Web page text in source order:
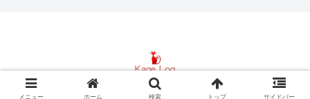
© 2017 Kage Log.
メニュー ホーム 検索 トップ サイドバー